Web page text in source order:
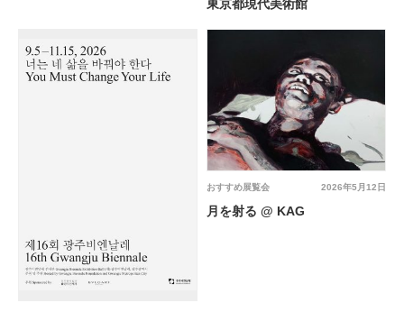
東京都現代美術館
2026年5月12日
おすすめ展覧会
月を射る @ KAG